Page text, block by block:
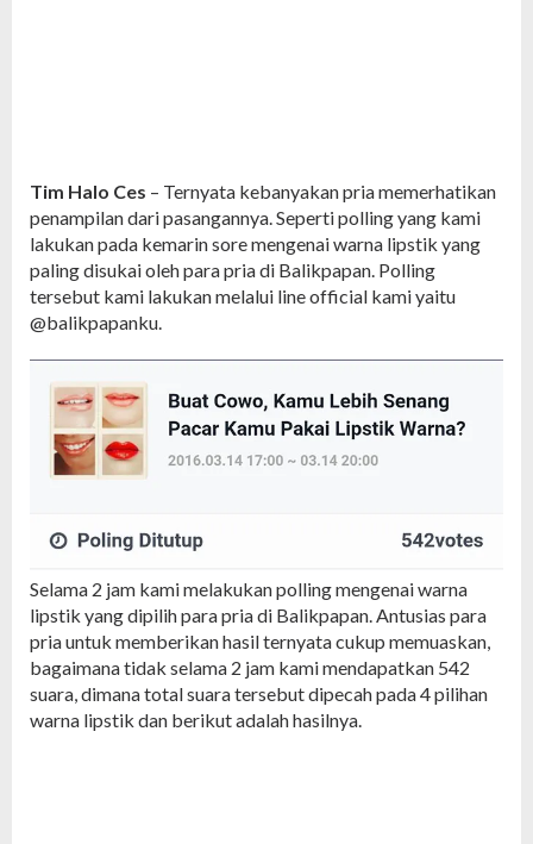
Tim Halo Ces – Ternyata kebanyakan pria memerhatikan
penampilan dari pasangannya. Seperti polling yang kami
lakukan pada kemarin sore mengenai warna lipstik yang
paling disukai oleh para pria di Balikpapan. Polling
tersebut kami lakukan melalui line official kami yaitu
@balikpapanku.
Selama 2 jam kami melakukan polling mengenai warna
lipstik yang dipilih para pria di Balikpapan. Antusias para
pria untuk memberikan hasil ternyata cukup memuaskan,
bagaimana tidak selama 2 jam kami mendapatkan 542
suara, dimana total suara tersebut dipecah pada 4 pilihan
warna lipstik dan berikut adalah hasilnya.